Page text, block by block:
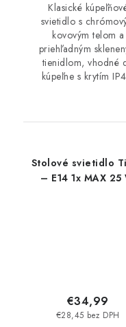
Klasické
svietidlo s
kovovým telom a
priehľadným
tienidlom, vhodné
kúpeľne s krytím
Stolové svietidlo
– E14 1x MAX 25
€28,45 bez DPH
€34,99